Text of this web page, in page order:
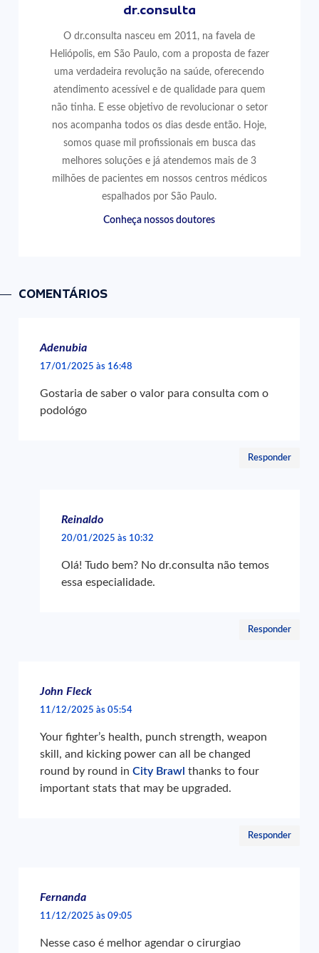
dr.consulta
O dr.consulta nasceu em 2011, na favela de
Heliópolis, em São Paulo, com a proposta de fazer
uma verdadeira revolução na saúde, oferecendo
atendimento acessível e de qualidade para quem
não tinha. E esse objetivo de revolucionar o setor
nos acompanha todos os dias desde então. Hoje,
somos quase mil profissionais em busca das
melhores soluções e já atendemos mais de 3
milhões de pacientes em nossos centros médicos
espalhados por São Paulo.
Conheça nossos doutores
COMENTÁRIOS
Adenubia
17/01/2025 às 16:48
Gostaria de saber o valor para consulta com o
podológo
Responder
Reinaldo
20/01/2025 às 10:32
Olá! Tudo bem? No dr.consulta não temos
essa especialidade.
Responder
John Fleck
11/12/2025 às 05:54
Your fighter’s health, punch strength, weapon
skill, and kicking power can all be changed
round by round inCity Brawl thanks to four
important stats that may be upgraded.
Responder
Fernanda
11/12/2025 às 09:05
Nesse caso é melhor agendar o cirurgiao